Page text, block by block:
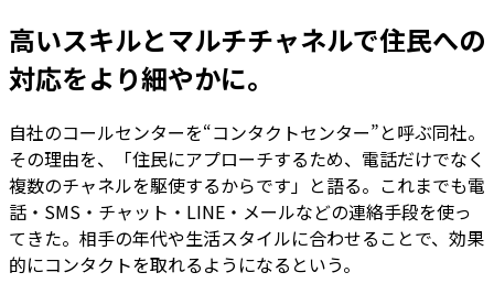
高いスキルとマルチチャネルで住民への
対応をより細やかに。
自社のコールセンターを“コンタクトセンター”と呼ぶ同社。
その理由を、「住民にアプローチするため、電話だけでなく
複数のチャネルを駆使するからです」と語る。これまでも電
話・SMS・チャット・LINE・メールなどの連絡手段を使っ
てきた。相手の年代や生活スタイルに合わせることで、効果
的にコンタクトを取れるようになるという。